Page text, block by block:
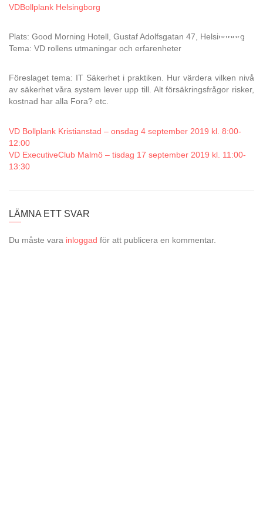
VDBollplank Helsingborg
Plats: Good Morning Hotell, Gustaf Adolfsgatan 47, Helsingborg
Tema: VD rollens utmaningar och erfarenheter
Föreslaget tema: IT Säkerhet i praktiken. Hur värdera vilken nivå
av säkerhet våra system lever upp till. Alt försäkringsfrågor risker,
kostnad har alla Fora? etc.
VD Bollplank Kristianstad – onsdag 4 september 2019 kl. 8:00-
12:00
VD ExecutiveClub Malmö – tisdag 17 september 2019 kl. 11:00-
13:30
LÄMNA ETT SVAR
Du måste vara inloggad för att publicera en kommentar.